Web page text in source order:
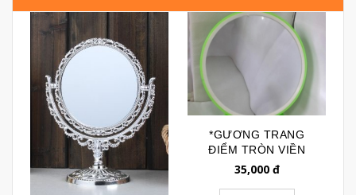
*GƯƠNG TRANG
ĐIỂM TRÒN VIỀN
NHỰA GTD154
35,000đ